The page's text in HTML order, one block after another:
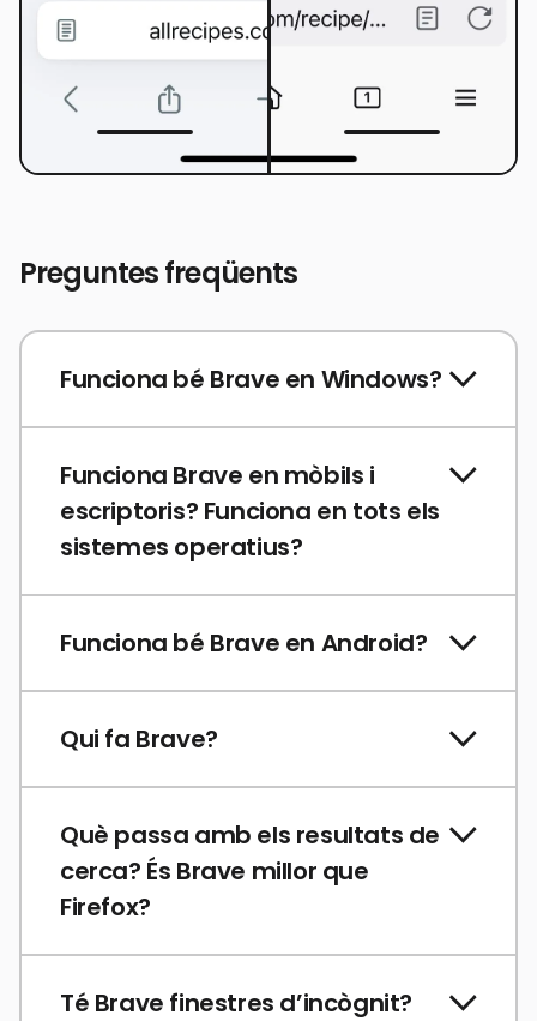
Preguntes freqüents
Funciona bé Brave en Windows?
Funciona Brave en mòbils i
escriptoris? Funciona en tots els
sistemes operatius?
Funciona bé Brave en Android?
Qui fa Brave?
Què passa amb els resultats de
cerca? És Brave millor que
Firefox?
Té Brave finestres d’incògnit?